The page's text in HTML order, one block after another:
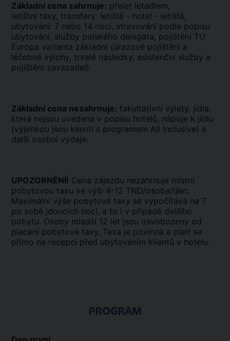
Základní cena zahrnuje: přelet letadlem,
letištní taxy, transfery: letiště - hotel - letiště,
ubytování: 7 nebo 14 nocí, stravování podle popisu
ubytování, služby polského delegáta, pojištění TU
Europa varianta základní (úrazové pojištění a
léčebné výlohy, trvalé následky, asistenční služby a
pojištění zavazadel).
Základní cena nezahrnuje: fakultativní výlety, jídla,
která nejsou uvedena v popisu hotelů, nápoje k jídlu
(výjimkou jsou klienti s programem All Inclusive) a
další osobní výdaje.
UPOZORNĚNÍ! Cena zájezdu nezahrnuje místní
pobytovou taxu ve výši 4-12 TND/osoba/den.
Maximální výše pobytové taxy se vypočítává na 7
po sobě jdoucích nocí, a to i v případě delšího
pobytu. Osoby mladší 12 let jsou osvobozeny od
placení pobytové taxy. Taxa je povinná a platí se
přímo na recepci před ubytováním klientů v hotelu.
PROGRAM